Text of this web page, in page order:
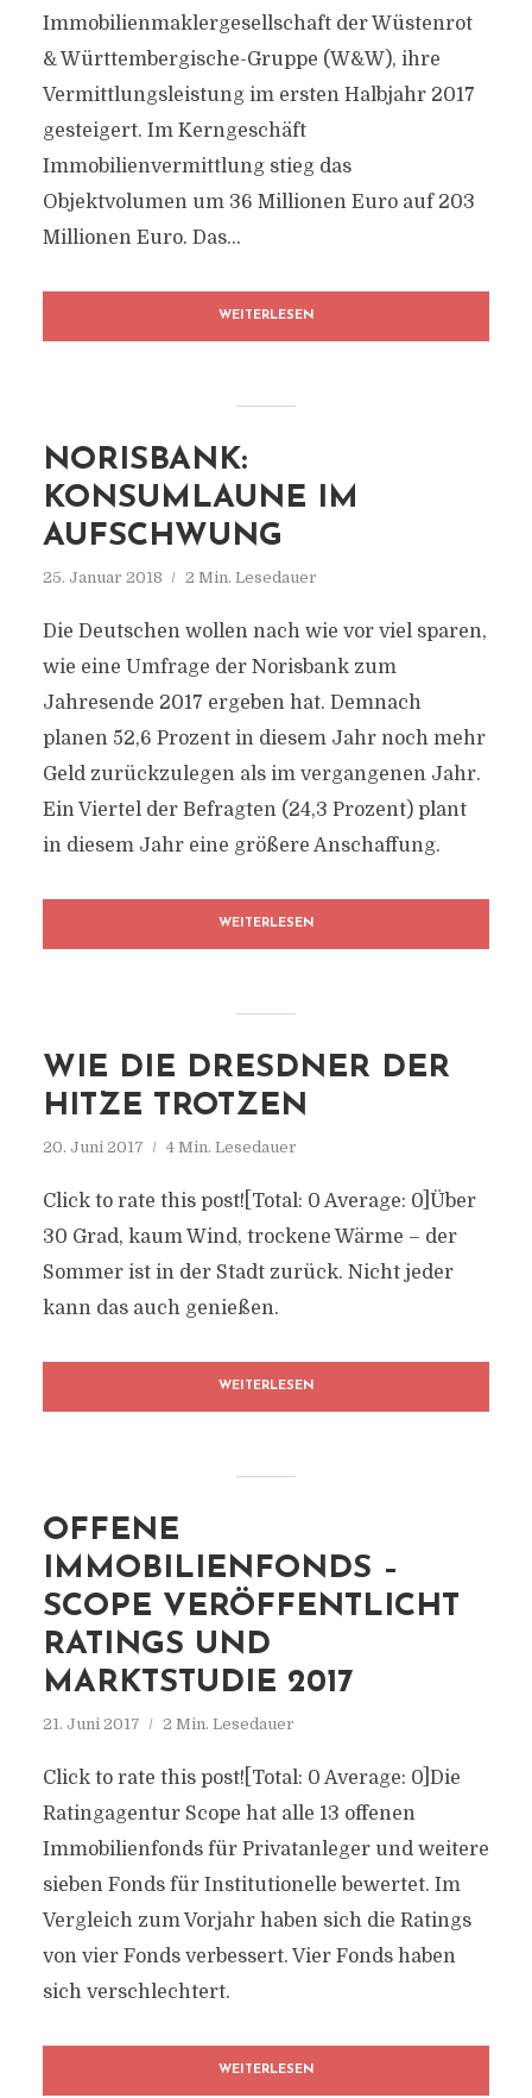
Immobilienmaklergesellschaft der Wüstenrot
& Württembergische-Gruppe (W&W), ihre
Vermittlungsleistung im ersten Halbjahr 2017
gesteigert. Im Kerngeschäft
Immobilienvermittlung stieg das
Objektvolumen um 36 Millionen Euro auf 203
Millionen Euro. Das...
WEITERLESEN
NORISBANK:
KONSUMLAUNE IM
AUFSCHWUNG
25. Januar 2018 2 Min. Lesedauer
Die Deutschen wollen nach wie vor viel sparen,
wie eine Umfrage der Norisbank zum
Jahresende 2017 ergeben hat. Demnach
planen 52,6 Prozent in diesem Jahr noch mehr
Geld zurückzulegen als im vergangenen Jahr.
Ein Viertel der Befragten (24,3 Prozent) plant
in diesem Jahr eine größere Anschaffung.
WEITERLESEN
WIE DIE DRESDNER DER
HITZE TROTZEN
20. Juni 2017 4 Min. Lesedauer
Click to rate this post![Total: 0 Average: 0]Über
30 Grad, kaum Wind, trockene Wärme – der
Sommer ist in der Stadt zurück. Nicht jeder
kann das auch genießen.
WEITERLESEN
OFFENE
IMMOBILIENFONDS –
SCOPE VERÖFFENTLICHT
RATINGS UND
MARKTSTUDIE 2017
21. Juni 2017 2 Min. Lesedauer
Click to rate this post![Total: 0 Average: 0]Die
Ratingagentur Scope hat alle 13 offenen
Immobilienfonds für Privatanleger und weitere
sieben Fonds für Institutionelle bewertet. Im
Vergleich zum Vorjahr haben sich die Ratings
von vier Fonds verbessert. Vier Fonds haben
sich verschlechtert.
WEITERLESEN